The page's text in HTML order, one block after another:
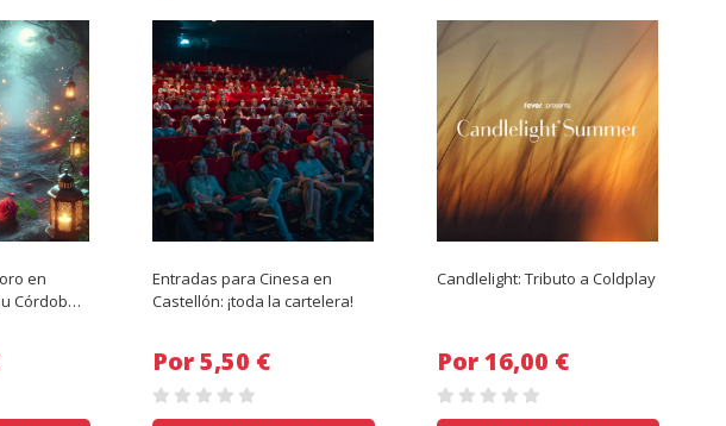
en
Córdoba,
Entradas para Cinesa en
Castellón: ¡toda la cartelera!
Por 5,50 €
Candlelight: Tributo a Coldplay
Por 16,00 €